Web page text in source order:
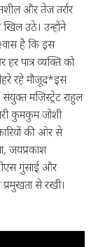
और तेज तर्रार
उठे। उन्होंने
है कि इस
पात्र व्यक्ति को
रहे मौजूद*इस
मजिस्ट्रेट राहुल
कुमकुम जोशी
की ओर से
जयप्रकाश
गुंसाई और
से रखी।